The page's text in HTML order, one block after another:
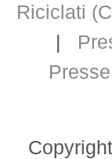
Riciclati
|